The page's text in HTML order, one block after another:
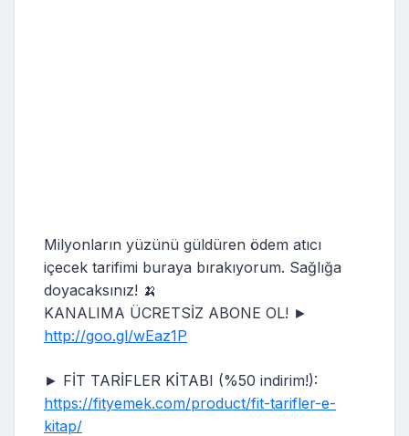
Milyonların yüzünü güldüren ödem atıcı
içecek tarifimi buraya bırakıyorum. Sağlığa
doyacaksınız! 🍌
KANALIMA ÜCRETSİZ ABONE OL! ►
http://goo.gl/wEaz1P
► FİT TARİFLER KİTABI (%50 indirim!):
https://fityemek.com/product/fit-tarifler-e-
kitap/